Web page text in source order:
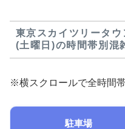
東京スカイツリータ
(土曜日)の時間帯別混
※横スクロールで全時間
駐車場